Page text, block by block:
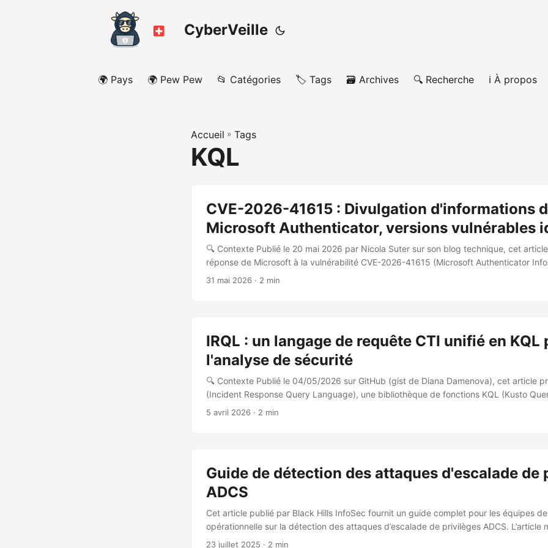
CyberVeille
🌍 Pays 🌍 Pew Pew 📂 Catégories 🏷️ Tags 🗃️ Archives 🔍 Recherche ℹ️ À propos
Accueil » Tags
KQL
CVE-2026-41615 : Divulgation d'informations
Microsoft Authenticator, versions vulnérables
🔍 Contexte Publié le 20 mai 2026 par Nicola Suter sur son blog technique, cet
réponse de Microsoft à la vulnérabilité CVE-2026-41615 (Microsoft Authenticator
Disclosure Vulnerability), en exposant de nouveaux champs dans les journaux de
colonne AuthenticationAppDeviceDetails dans les Entra ID Sign-In Logs, contenant
JSON suivantes : ...
31 mai 2026 · 2 min
IRQL : un langage de requête CTI unifié en KQL
l'analyse de sécurité
🔍 Contexte Publié le 04/05/2026 sur GitHub (gist de Diana Damenova), cet article
(Incident Response Query Language), une bibliothèque de fonctions KQL (Kusto
conçue pour unifier et simplifier l’analyse des logs de sécurité dans des
5 avril 2026 · 2 min
Guide de détection des attaques d'escalade de
ADCS
Cet article publié par Black Hills InfoSec fournit un guide complet pour les équipes
opérationnelle sur la détection des attaques d’escalade de privilèges ADCS. L’article
l’importance de la configuration adéquate des journaux et de la création d’alertes
23 juillet 2025 · 2 min